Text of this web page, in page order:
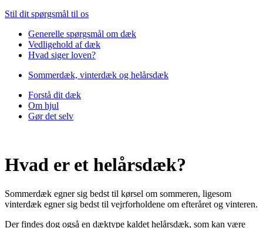
Stil dit spørgsmål til os
Generelle spørgsmål om dæk
Vedligehold af dæk
Hvad siger loven?
Sommerdæk, vinterdæk og helårsdæk
Forstå dit dæk
Om hjul
Gør det selv
Hvad er et helårsdæk?
Sommerdæk egner sig bedst til kørsel om sommeren, ligesom
vinterdæk egner sig bedst til vejrforholdene om efteråret og vinteren.
Der findes dog også en dæktype kaldet helårsdæk, som kan være